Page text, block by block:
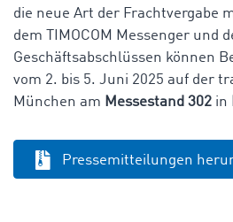
die neue Art der Frachtvergabe
dem TIMOCOM Messenger und
Geschäftsabschlüssen können
vom 2. bis 5. Juni 2025 auf der
München am Messestand 302 in
Pressemitteilungen